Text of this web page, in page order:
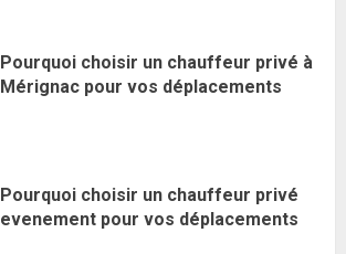
Pourquoi choisir un chauffeur privé à
Mérignac pour vos déplacements
Pourquoi choisir un chauffeur privé
evenement pour vos déplacements